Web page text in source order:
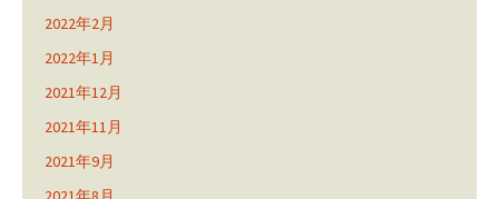
2022年2月
2022年1月
2021年12月
2021年11月
2021年9月